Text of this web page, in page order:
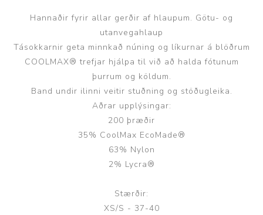
Hannaðir fyrir allar gerðir af hlaupum. Götu- og
utanvegahlaup
Tásokkarnir geta minnkað núning og líkurnar á blöðrum
COOLMAX® trefjar hjálpa til við að halda fótunum
þurrum og köldum.
Band undir ilinni veitir stuðning og stöðugleika.
Aðrar upplýsingar:
200 þræðir
35% CoolMax EcoMade®
63% Nylon
2% Lycra®
Stærðir:
XS/S - 37-40